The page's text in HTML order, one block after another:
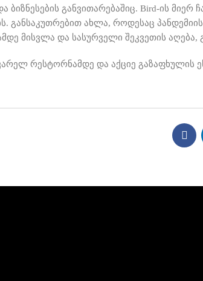
ბიზნესების განვითარებაშიც. Bird-ის
განსაკუთრებით ახლა, როდესაც
მისვლა და სასურველი შეკვეთის აღება,
რესტორნამდე და აქციე გაზაფხულის